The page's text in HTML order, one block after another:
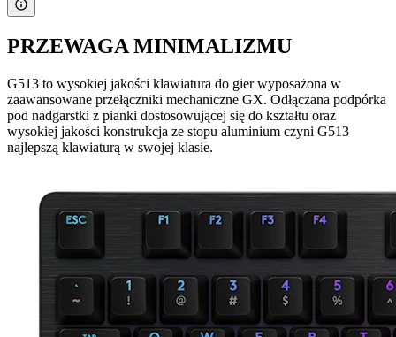
PRZEWAGA MINIMALIZMU
G513 to wysokiej jakości klawiatura do gier wyposażona w
zaawansowane przełączniki mechaniczne GX. Odłączana podpórka
pod nadgarstki z pianki dostosowującej się do kształtu oraz
wysokiej jakości konstrukcja ze stopu aluminium czyni G513
najlepszą klawiaturą w swojej klasie.